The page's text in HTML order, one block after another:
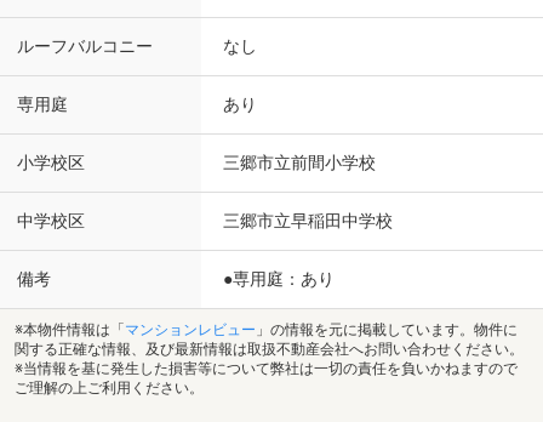
ルーフバルコニー なし
専用庭 あり
小学校区 三郷市立前間小学校
中学校区 三郷市立早稲田中学校
備考 ●専用庭：あり
※本物件情報は「 マンションレビュー 」の情報を元に掲載しています。物件に
関する正確な情報、及び最新情報は取扱不動産会社へお問い合わせください。
※当情報を基に発生した損害等について弊社は一切の責任を負いかねますので
ご理解の上ご利用ください。